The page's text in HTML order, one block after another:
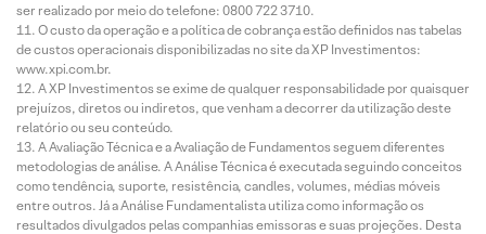
ser realizado por meio do telefone: 0800 722 3710.
O custo da operação e a política de cobrança estão definidos nas tabelas
de custos operacionais disponibilizadas no site da XP Investimentos:
www.xpi.com.br.
A XP Investimentos se exime de qualquer responsabilidade por quaisquer
prejuízos, diretos ou indiretos, que venham a decorrer da utilização deste
relatório ou seu conteúdo.
A Avaliação Técnica e a Avaliação de Fundamentos seguem diferentes
metodologias de análise. A Análise Técnica é executada seguindo conceitos
como tendência, suporte, resistência, candles, volumes, médias móveis
entre outros. Já a Análise Fundamentalista utiliza como informação os
resultados divulgados pelas companhias emissoras e suas projeções. Desta